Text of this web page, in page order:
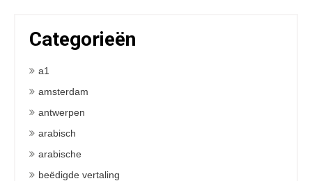
Categorieën
a1
amsterdam
antwerpen
arabisch
arabische
beëdigde vertaling